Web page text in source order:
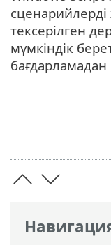
тексерілген
мүмкіндік